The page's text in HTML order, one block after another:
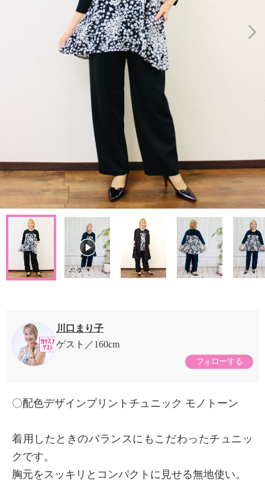
川口まり子
ゲスト
160cm
フォローする
〇配色デザインプリントチュニック モノトーン
着用したときのバランスにもこだわったチュニッ
クです。
胸元をスッキリとコンパクトに見せる無地使い。